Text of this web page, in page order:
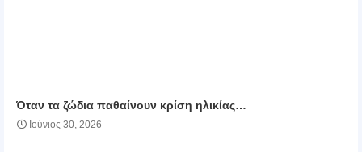
Όταν τα ζώδια παθαίνουν κρίση ηλικίας…
Ιούνιος 30, 2026